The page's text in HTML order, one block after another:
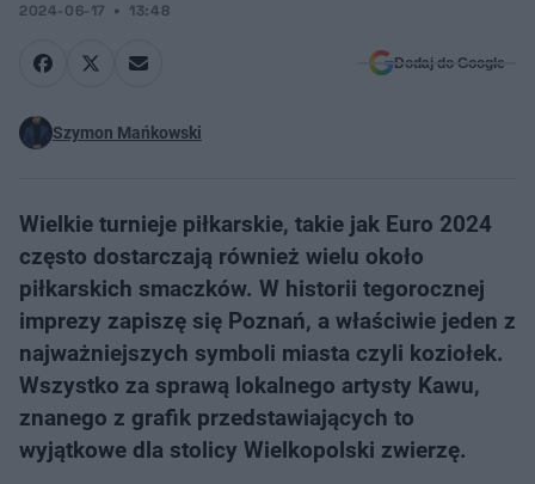
2024-06-17 13:48
Dodaj do Google
Szymon Mańkowski
Wielkie turnieje piłkarskie, takie jak Euro 2024
często dostarczają również wielu około
piłkarskich smaczków. W historii tegorocznej
imprezy zapiszę się Poznań, a właściwie jeden z
najważniejszych symboli miasta czyli koziołek.
Wszystko za sprawą lokalnego artysty Kawu,
znanego z grafik przedstawiających to
wyjątkowe dla stolicy Wielkopolski zwierzę.